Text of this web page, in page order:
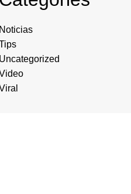
Noticias
Uncategorized